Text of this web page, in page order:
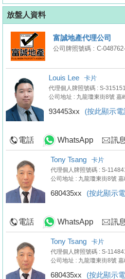
放盤人資料
富誠地產代理公司
公司牌照號碼 : C-
Louis Lee 卡片
代理個人牌照號碼 : S-315151
公司地址 : 九龍瓊東街8號 嘉
934453xx (按此顯示電
電話 WhatsApp 訊息
Tony Tsang 卡片
代理個人牌照號碼 : S-
公司地址 : 九龍瓊東街8號
680435xx (按此顯示
電話 WhatsApp 訊息
Tony Tsang 卡片
代理個人牌照號碼 : S-
公司地址 : 九龍瓊東街8號
680435xx (按此顯示